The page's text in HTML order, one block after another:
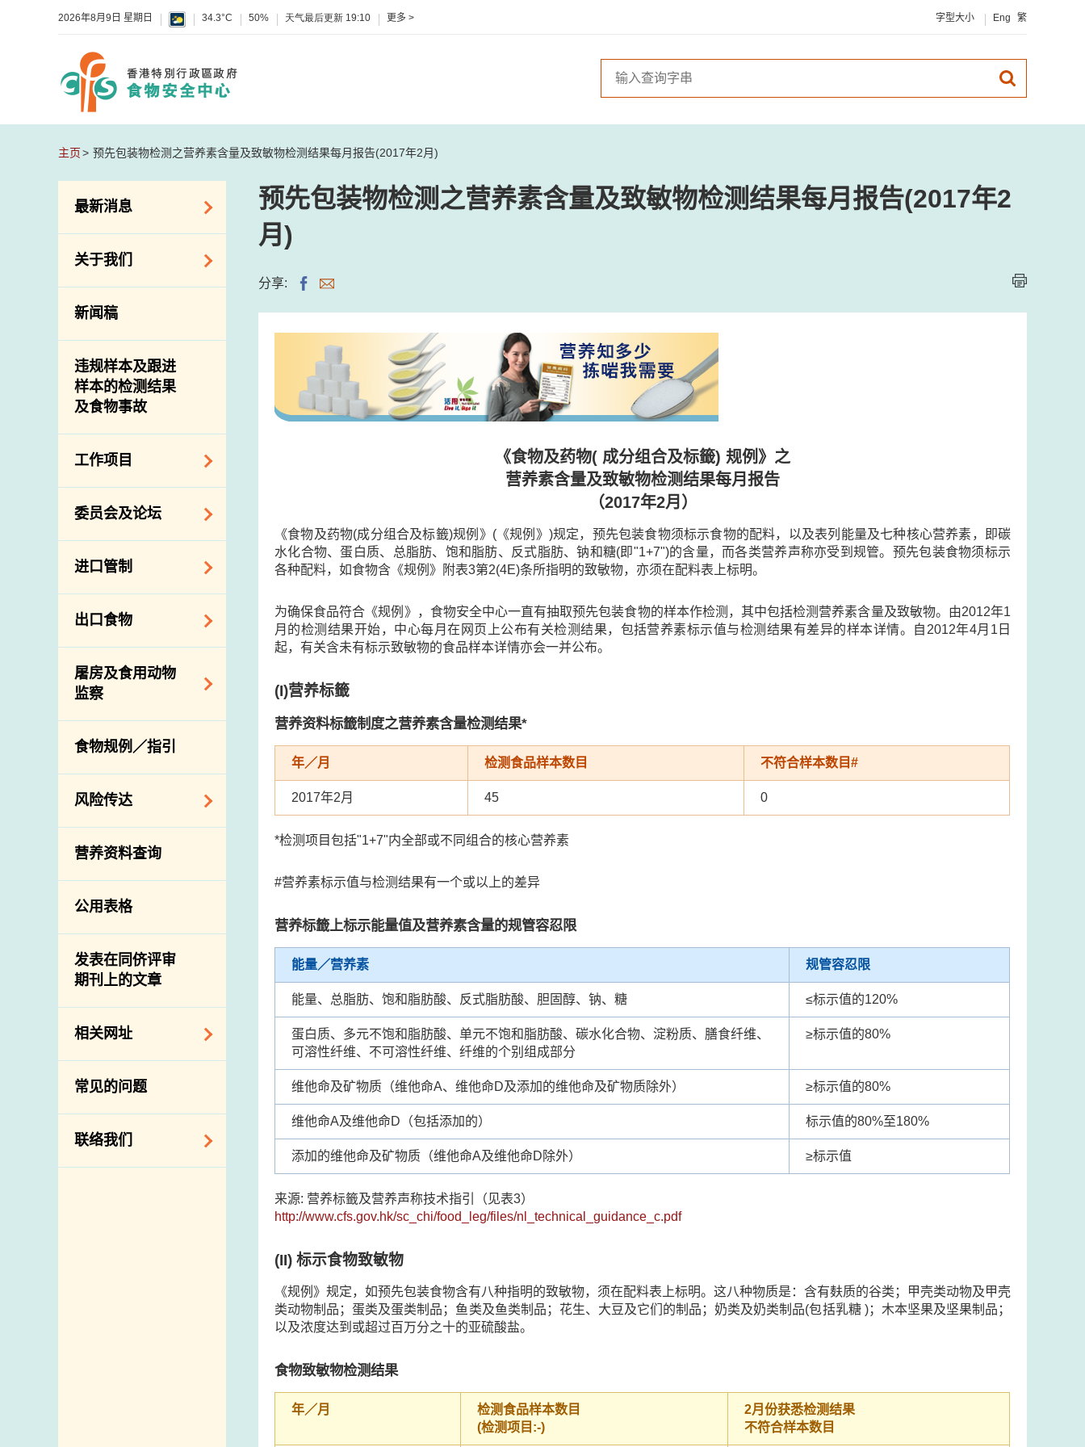
2026年8月9日 星期日 34.3°C 50% 天气最后更新 19:10 更多 > 字型大小 Eng 繁
主页 预先包装物检测之营养素含量及致敏物检测结果每月报告(2017年2月)
最新消息
食物警报 / 致敏物
警报
活动
关于我们
组织结构
介绍短片
新闻稿
违规样本及跟进
样本的检测结果
及食物事故
工作项目
降低膳食中的钠和
糖
食物安全重点控制
系统
基因改造食物
资料
食物安全之风险评
估
食物事故应变及管
理
食物消费量调查
总膳食研究
有机食物
高风险食物
抗菌素耐药性
委员会及论坛
食物安全专家委员
会
消费者联系小组
进口管制
食物进口商和食物
分销商登记制度
络内地有关当局
进口食物管制
口检验
出口食物
出口验证
出口食物往内地
出口商及业界的消
息
屠房及食用动物
监察
规管农业化学物及
兽医药物在食用动
物上的使用
屠房及疾病监测
宰前检验
宰后检验
结果
屠房及肉类检验
食物规例／指引
风险传达
主题项目
项目及活动
资讯平台
下载
公开比赛
营养资料查询
公用表格
发表在同侪评审
期刊上的文章
相关网址
相关政府部门／机
构
常见的问题
联络我们
预先包装物检测之营养素含量及致敏物检测结果每月报告(2017年2
月)
分享:
《食物及药物( 成分组合及标籤) 规例》之
营养素含量及致敏物检测结果每月报告
（2017年2月）
《食物及药物(成分组合及标籤)规例》(《规例》)规定，预先包装食物须标示食物的配料，以及表列能量及七种核心营养素，即碳
水化合物、蛋白质、总脂肪、饱和脂肪、反式脂肪、钠和糖(即"1+7")的含量，而各类营养声称亦受到规管。预先包装食物须标示
各种配料，如食物含《规例》附表3第2(4E)条所指明的致敏物，亦须在配料表上标明。
为确保食品符合《规例》，食物安全中心一直有抽取预先包装食物的样本作检测，其中包括检测营养素含量及致敏物。由2012年1
月的检测结果开始，中心每月在网页上公布有关检测结果，包括营养素标示值与检测结果有差异的样本详情。自2012年4月1日
起，有关含未有标示致敏物的食品样本详情亦会一并公布。
(I)营养标籤
营养资料标籤制度之营养素含量检测结果*
年／月 检测食品样本数目 不符合样本数目#
2017年2月 45 0
*检测项目包括"1+7"内全部或不同组合的核心营养素
#营养素标示值与检测结果有一个或以上的差异
营养标籤上标示能量值及营养素含量的规管容忍限
能量／营养素 规管容忍限
能量、总脂肪、饱和脂肪酸、反式脂肪酸、胆固醇、钠、糖 ≤标示值的120%
蛋白质、多元不饱和脂肪酸、单元不饱和脂肪酸、碳水化合物、淀粉质、膳食纤维、
可溶性纤维、不可溶性纤维、纤维的个别组成部分
≥标示值的80%
维他命及矿物质（维他命A、维他命D及添加的维他命及矿物质除外） ≥标示值的80%
维他命A及维他命D（包括添加的） 标示值的80%至180%
添加的维他命及矿物质（维他命A及维他命D除外） ≥标示值
来源: 营养标籤及营养声称技术指引（见表3）
http://www.cfs.gov.hk/sc_chi/food_leg/files/nl_technical_guidance_c.pdf
(II) 标示食物致敏物
《规例》规定，如预先包装食物含有八种指明的致敏物，须在配料表上标明。这八种物质是：含有麸质的谷类；甲壳类动物及甲壳
类动物制品；蛋类及蛋类制品；鱼类及鱼类制品；花生、大豆及它们的制品；奶类及奶类制品(包括乳糖 )；木本坚果及坚果制品；
以及浓度达到或超过百万分之十的亚硫酸盐。
食物致敏物检测结果
年／月
检测食品样本数目
(检测项目:-)
2月份获悉检测结果
不符合样本数目